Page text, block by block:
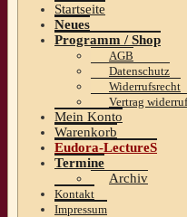
Startseite
Neues
Programm / Shop
AGB
Datenschutz
Widerrufsrecht
Vertrag
Mein Konto
Warenkorb
Eudora-LectureS
Termine
Archiv
Kontakt
Impressum